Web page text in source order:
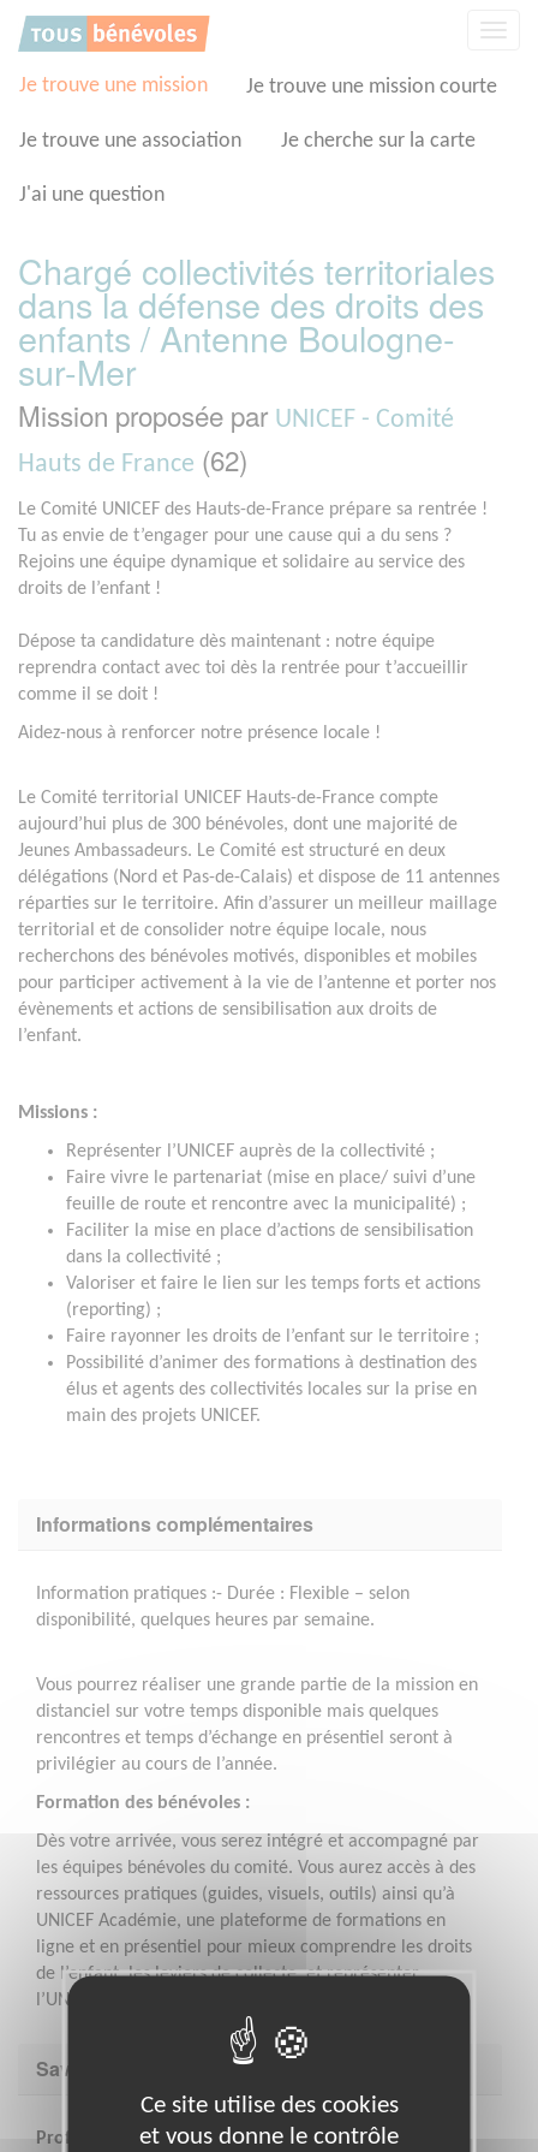
Je trouve une mission Je trouve une mission courte
Je trouve une association Je cherche sur la carte
J'ai une question
Chargé collectivités territoriales
dans la défense des droits des
enfants / Antenne Boulogne-
sur-Mer
Mission proposée par UNICEF - Comité
Hauts de France (62)
Le Comité UNICEF des Hauts-de-France prépare sa rentrée !
Tu as envie de t’engager pour une cause qui a du sens ?
Rejoins une équipe dynamique et solidaire au service des
droits de l’enfant !
Dépose ta candidature dès maintenant : notre équipe
reprendra contact avec toi dès la rentrée pour t’accueillir
comme il se doit !
Aidez-nous à renforcer notre présence locale !
Le Comité territorial UNICEF Hauts-de-France compte
aujourd’hui plus de 300 bénévoles, dont une majorité de
Jeunes Ambassadeurs. Le Comité est structuré en deux
délégations (Nord et Pas-de-Calais) et dispose de 11 antennes
réparties sur le territoire. Afin d’assurer un meilleur maillage
territorial et de consolider notre équipe locale, nous
recherchons des bénévoles motivés, disponibles et mobiles
pour participer activement à la vie de l’antenne et porter nos
évènements et actions de sensibilisation aux droits de
l’enfant.
Missions :
Représenter l’UNICEF auprès de la collectivité ;
Faire vivre le partenariat (mise en place/ suivi d’une
feuille de route et rencontre avec la municipalité) ;
Faciliter la mise en place d’actions de sensibilisation
dans la collectivité ;
Valoriser et faire le lien sur les temps forts et actions
(reporting) ;
Faire rayonner les droits de l’enfant sur le territoire ;
Possibilité d’animer des formations à destination des
élus et agents des collectivités locales sur la prise en
main des projets UNICEF.
Informations complémentaires
Information pratiques :- Durée : Flexible – selon
disponibilité, quelques heures par semaine.
Vous pourrez réaliser une grande partie de la mission en
distanciel sur votre temps disponible mais quelques
rencontres et temps d’échange en présentiel seront à
privilégier au cours de l’année.
Formation des bénévoles :
Dès votre arrivée, vous serez intégré et accompagné par
les équipes bénévoles du comité. Vous aurez accès à des
ressources pratiques (guides, visuels, outils) ainsi qu’à
UNICEF Académie, une plateforme de formations en
ligne et en présentiel pour mieux comprendre les droits
de l’enfant, les leviers de collecte, et représenter
l’UNICEF lors d’actions de terrain.
Savoir être & compétences
Profil recherché :
Panneau de gestion des cookies
Ce site utilise des cookies
et vous donne le contrôle